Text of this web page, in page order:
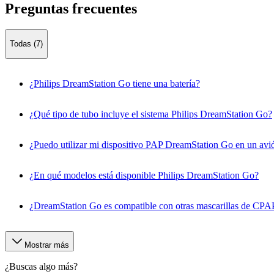
Preguntas frecuentes
Todas (7)
¿Philips DreamStation Go tiene una batería?
¿Qué tipo de tubo incluye el sistema Philips DreamStation Go?
¿Puedo utilizar mi dispositivo PAP DreamStation Go en un
¿En qué modelos está disponible Philips DreamStation Go?
¿DreamStation Go es compatible con otras mascarillas de
Mostrar más
¿Buscas algo más?